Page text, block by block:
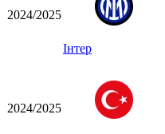
2024/2025
Інтер
2024/2025